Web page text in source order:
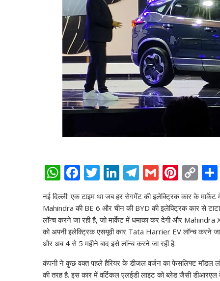
W
h
at
s
A
p
p
F
e
b
o
o
k
T
itt
er
Li
n
k
e
dI
n
T
el
e
gr
a
m
G
m
ai
l
Pi
er
e
st
C
o
p
y
Li
k
नई दिल्ली: एक टाइम था जब हर सेगमेंट की इलेक्ट्रिक कार के
Mahindra की BE 6 और चीन की BYD की इलेक्ट्रिक कार से
लॉन्च करने जा रही है, जो मार्केट में धमाका कर देगी और
को अपनी इलेक्ट्रिक एसयूवी कार Tata Harrier EV लॉन्च करने
और अब 4 से 5 महीने बाद इसे लॉन्च करने जा रही है.
कंपनी ने कुछ वक्त पहले हैरियर के डीजल वर्जन का फेसलिफ्ट मॉडल
की तरह है. इस कार में वर्टिकल एलईडी लाइट को ब्लेड जैसी डीआरएल